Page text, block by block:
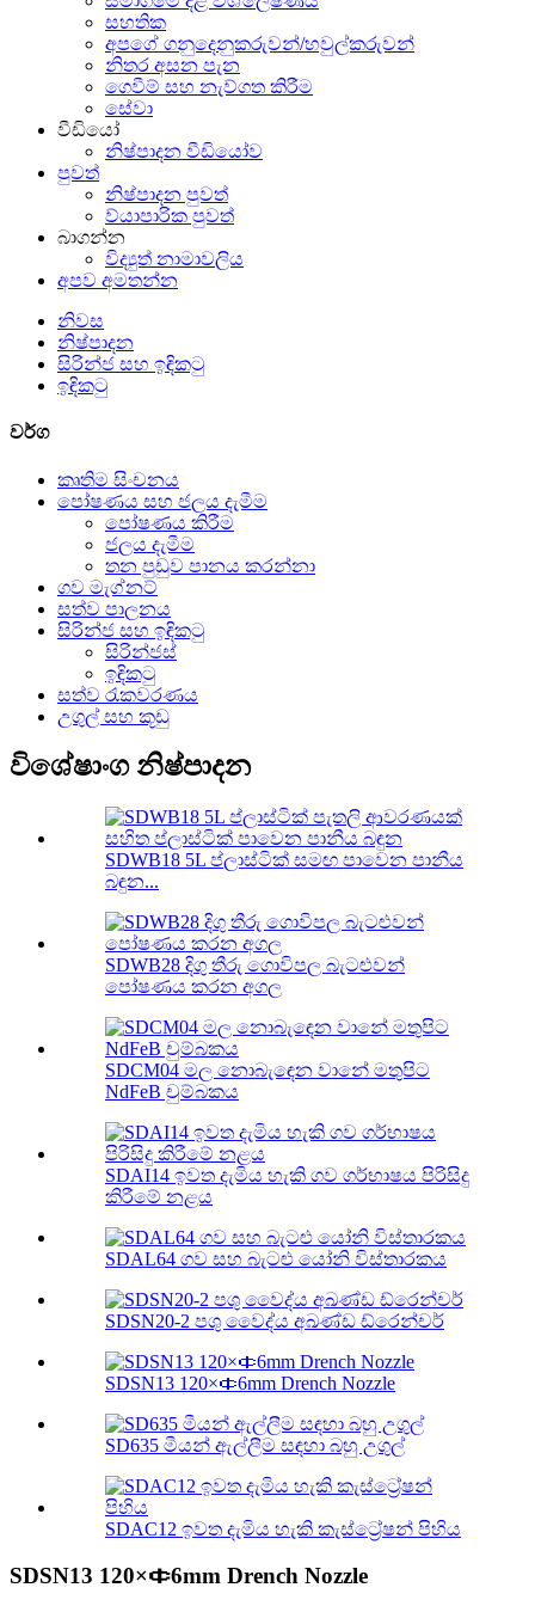
සහතික
අපගේ ගනුදෙනුකරුවන්/හවුල්කරුවන්
නිතර අසන පැන
ගෙවීම් සහ නැව්ගත කිරීම
සේවා
වීඩියෝ
නිෂ්පාදන වීඩියෝව
පුවත්
නිෂ්පාදන පුවත්
ව්යාපාරික පුවත්
බාගන්න
විද්‍යුත් නාමාවලිය
අපව අමතන්න
නිවස
නිෂ්පාදන
සිරින්ජ සහ ඉඳිකටු
ඉඳිකටු
වර්ග
කෘතිම සිංචනය
පෝෂණය සහ ජලය දැමීම
පෝෂණය කිරීම
ජලය දැමීම
තන පුඩුව පානය කරන්නා
ගව මැග්නට්
සත්ව පාලනය
සිරින්ජ සහ ඉඳිකටු
සිරින්ජස්
ඉඳිකටු
සත්ව රැකවරණය
උගුල් සහ කූඩු
විශේෂාංග නිෂ්පාදන
SDWB18 5L ප්ලාස්ටික් සමඟ පාවෙන පානීය
බඳුන...
SDWB28 දිගු තීරු ගොවිපල බැටළුවන්
පෝෂණය කරන අගල
SDCM04 මල නොබැඳෙන වානේ මතුපිට
NdFeB චුම්බකය
SDAI14 ඉවත දැමිය හැකි ගව ගර්භාෂය පිරිසිදු
කිරීමේ නළය
SDAL64 ගව සහ බැටළු යෝනි විස්තාරකය
SDSN20-2 පශු වෛද්ය අඛණ්ඩ ඩ්රෙන්චර්
SDSN13 120×￠6mm Drench Nozzle
SD635 මීයන් ඇල්ලීම සඳහා බහු උගුල්
SDAC12 ඉවත දැමිය හැකි කැස්ට්‍රේෂන් පිහිය
SDSN13 120×￠6mm Drench Nozzle